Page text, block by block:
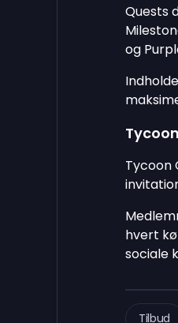
Quests
og
Tycoon
hvert
sociale
Tilbud